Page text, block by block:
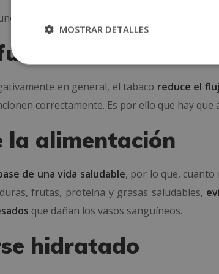
consejos para favorecer el buen
en general, el tabaco reduce el
correctamente. Es por ello que hay que
la alimentación
de una vida saludable, por lo que, cuanto
frutas, proteína y grasas saludables,
que dañan los vasos sanguíneos.
hidratado
MOSTRAR DETALLES